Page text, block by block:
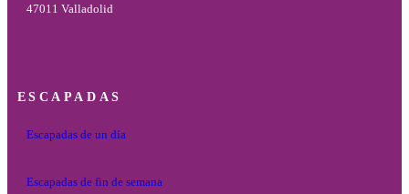
47011 Valladolid
ESCAPADAS
Escapadas de un día
Escapadas de fin de semana